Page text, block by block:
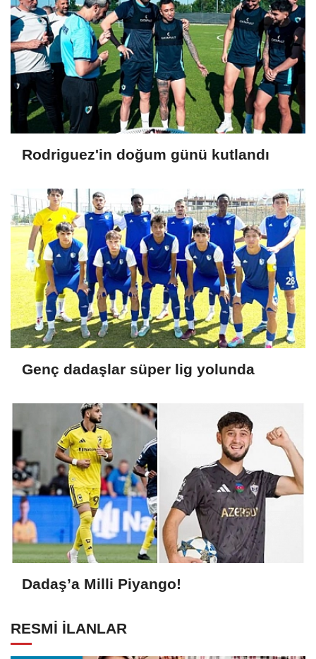
Rodriguez'in doğum günü kutlandı
Genç dadaşlar süper lig yolunda
Dadaş’a Milli Piyango!
RESMİ İLANLAR